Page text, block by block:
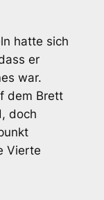
hatte sich
er
war.
dem Brett
doch
Vierte